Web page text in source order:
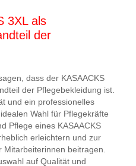
3XL als
der
dass der KASAACKS
der Pflegebekleidung ist.
und ein professionelles
Wahl für Pflegekräfte
Pflege eines KASAACKS
erleichtern und zur
Mitarbeiterinnen beitragen.
auf Qualität und